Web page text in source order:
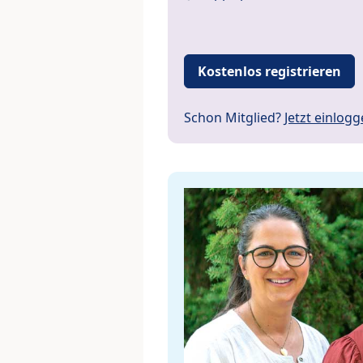
Kostenlos registrieren
Schon Mitglied? Jetzt